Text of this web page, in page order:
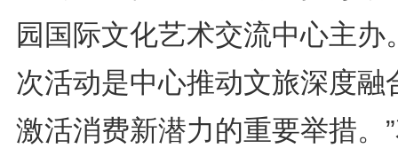
园国际文化艺术交流中心主办
次活动是中心推动文旅深度融
激活消费新潜力的重要举措。